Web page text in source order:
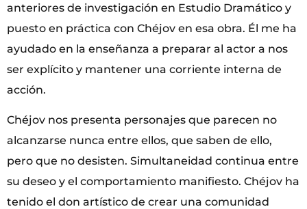
anteriores de investigación en Estudio Dramático y
puesto en práctica con Chéjov en esa obra. Él me ha
ayudado en la enseñanza a preparar al actor a nos
ser explícito y mantener una corriente interna de
acción.
Chéjov nos presenta personajes que parecen no
alcanzarse nunca entre ellos, que saben de ello,
pero que no desisten. Simultaneidad continua entre
su deseo y el comportamiento manifiesto. Chéjov ha
tenido el don artístico de crear una comunidad